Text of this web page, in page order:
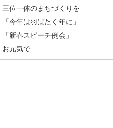
三位一体のまちづくりを
「今年は羽ばたく年に」
「新春スピーチ例会」
お元気で